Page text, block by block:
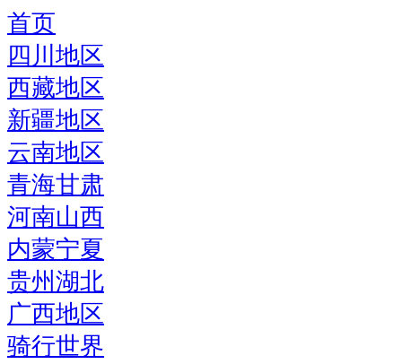
首页
四川地区
西藏地区
新疆地区
云南地区
青海甘肃
河南山西
内蒙宁夏
贵州湖北
广西地区
骑行世界